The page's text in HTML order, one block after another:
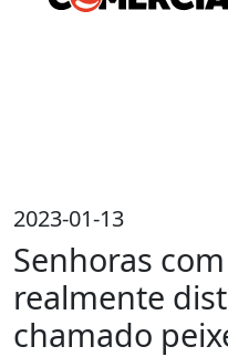
2023-01-13
Senhoras
realmente
chamado